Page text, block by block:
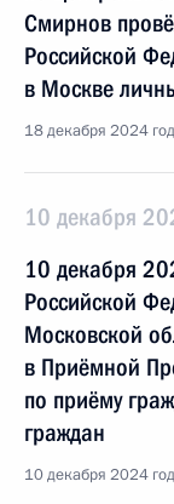
Смирнов
Российской
в Москве
18 декабря 2024
10 декабря
10 декабря
Российской
Московской
в Приёмной
по приёму
граждан
10 декабря 2024